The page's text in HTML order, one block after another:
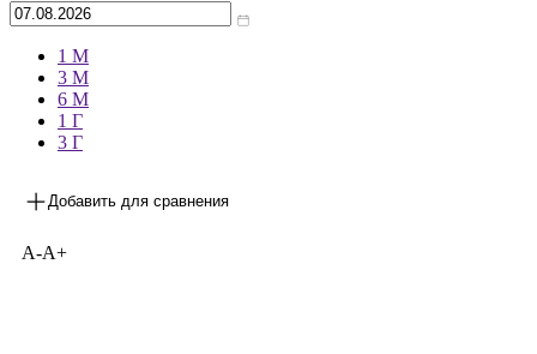
1 М
3 М
6 М
1 Г
3 Г
Добавить для сравнения